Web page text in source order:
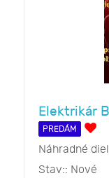
Elektrikár
PREDÁM
Náhradné
Stav:: Nové